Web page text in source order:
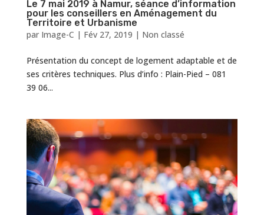
Le 7 mai 2019 à Namur, séance d’information
pour les conseillers en Aménagement du
Territoire et Urbanisme
par Image-C | Fév 27, 2019 | Non classé
Présentation du concept de logement adaptable et de
ses critères techniques. Plus d’info : Plain-Pied – 081
39 06...